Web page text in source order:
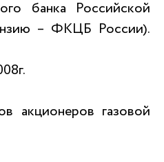
банка Российской
– ФКЦБ России).
акционеров газовой